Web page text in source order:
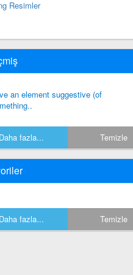
Resimler
an element suggestive (of
Daha fazla... Temizle
Daha fazla... Temizle